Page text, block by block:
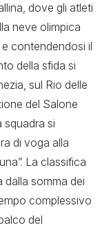
dove gli atleti
neve olimpica
contendendosi il
della sfida si
sul Rio delle
del Salone
squadra si
di voga alla
La classifica
dalla somma dei
complessivo
del